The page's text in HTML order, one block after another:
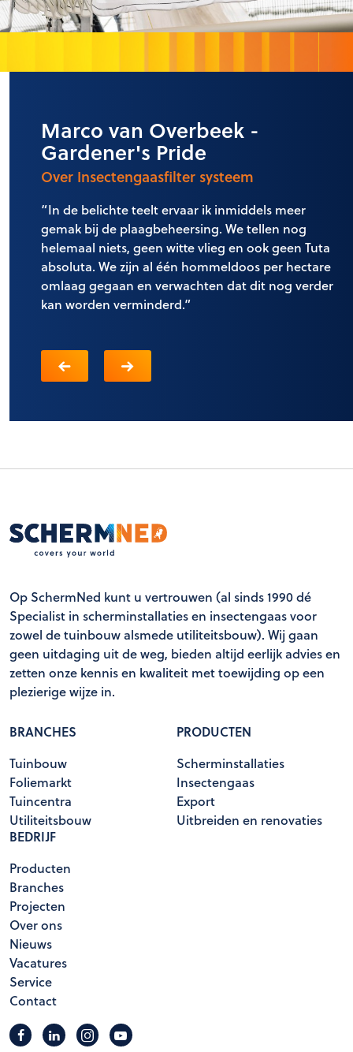
Marco van Overbeek -
Gardener's Pride
Over Insectengaasfilter systeem
“In de belichte teelt ervaar ik inmiddels meer
gemak bij de plaagbeheersing. We tellen nog
helemaal niets, geen witte vlieg en ook geen Tuta
absoluta. We zijn al één hommeldoos per hectare
omlaag gegaan en verwachten dat dit nog verder
kan worden verminderd.”
Op SchermNed kunt u vertrouwen (al sinds 1990 dé
Specialist in scherminstallaties en insectengaas voor
zowel de tuinbouw alsmede utiliteitsbouw). Wij gaan
geen uitdaging uit de weg, bieden altijd eerlijk advies en
zetten onze kennis en kwaliteit met toewijding op een
plezierige wijze in.
BRANCHES
Tuinbouw
Foliemarkt
Tuincentra
Utiliteitsbouw
PRODUCTEN
Scherminstallaties
Insectengaas
Export
Uitbreiden en renovaties
BEDRIJF
Producten
Branches
Projecten
Over ons
Nieuws
Vacatures
Service
Contact